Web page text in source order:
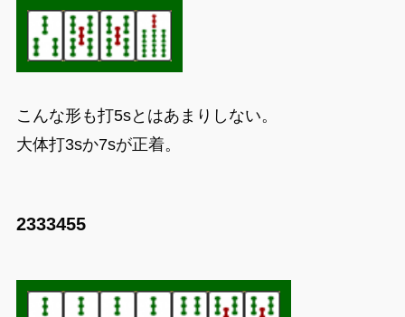
こんな形も打5sとはあまりしない。
大体打3sか7sが正着。
2333455